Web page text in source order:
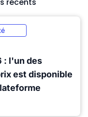
récents
: l'un des
est disponible